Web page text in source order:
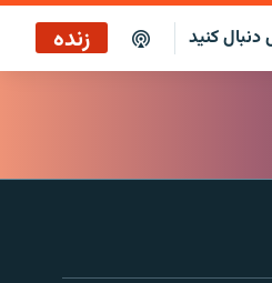
دنبال کنید زنده